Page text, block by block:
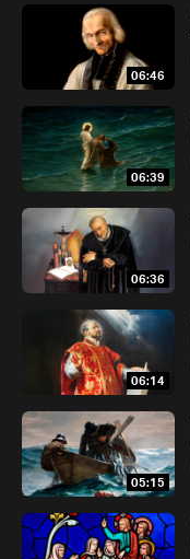
06:46
06:39
06:36
06:14
05:15